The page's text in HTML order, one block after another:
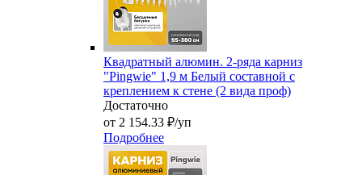
Квадратный алюмин. 2-ряда карниз
"Pingwie" 1,9 м Белый составной с
креплением к стене (2 вида проф)
Достаточно
от 2 154.33 ₽/уп
Подробнее